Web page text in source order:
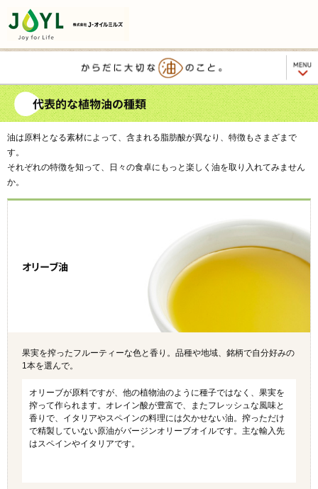
代表的な植物油の種類
油は原料となる素材によって、含まれる脂肪酸が異なり、特徴もさまざまで
す。
それぞれの特徴を知って、日々の食卓にもっと楽しく油を取り入れてみません
か。
オリーブ油
果実を搾ったフルーティーな色と香り。品種や地域、銘柄で自分好みの
1本を選んで。
オリーブが原料ですが、他の植物油のように種子ではなく、果実を
搾って作られます。オレイン酸が豊富で、またフレッシュな風味と
香りで、イタリアやスペインの料理には欠かせない油。搾っただけ
で精製していない原油がバージンオリーブオイルです。主な輸入先
はスペインやイタリアです。